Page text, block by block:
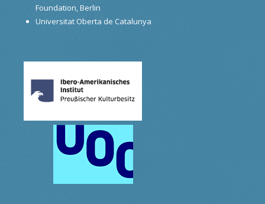
Foundation, Berlin
Universitat Oberta de Catalunya